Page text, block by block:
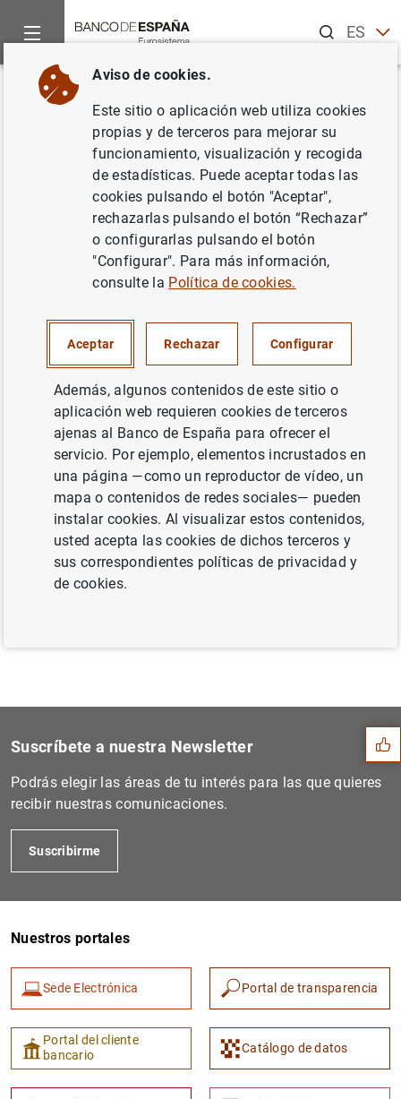
ESEN
Inicio Noticias y eventos
Volver
Article by the Governor at The
EUROFI Magazine. "Climate,
crypto and carrying through
Basel III"
Magazine. "Climate, crypto and carrying
through Basel III" (114KB)
Anterior
Siguiente
Article by the Deputy Gover...
Sugerencias
1 2
Suscríbete a nuestra Newsletter
Podrás elegir las áreas de tu interés para las que quieres
recibir nuestras comunicaciones.
Suscribirme
Nuestros portales
Sede Electrónica Portal de transparencia
Portal del cliente
bancario
Catálogo de datos
Aviso de cookies.
Este sitio o aplicación web utiliza cookies
propias y de terceros para mejorar su
funcionamiento, visualización y recogida
de estadísticas. Puede aceptar todas las
cookies pulsando el botón "Aceptar",
rechazarlas pulsando el botón “Rechazar”
o configurarlas pulsando el botón
"Configurar". Para más información,
consulte la Política de cookies.
Aceptar Rechazar Configurar
Además, algunos contenidos de este sitio o
aplicación web requieren cookies de terceros
ajenas al Banco de España para ofrecer el
servicio. Por ejemplo, elementos incrustados en
una página —como un reproductor de vídeo, un
mapa o contenidos de redes sociales— pueden
instalar cookies. Al visualizar estos contenidos,
usted acepta las cookies de dichos terceros y
sus correspondientes políticas de privacidad y
de cookies.